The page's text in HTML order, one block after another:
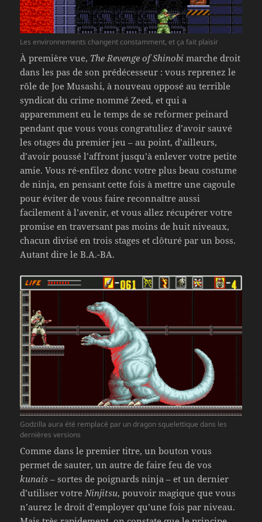
Les environnements changent constamment, et ça fait plaisir
À première vue, The Revenge of Shinobi marche droit
dans les pas de son prédécesseur : vous reprenez le
rôle de Joe Musashi, à nouveau opposé au terrible
syndicat du crime nommé Zeed, et qui a
apparemment eu le temps de se reformer peinard
pendant que vous vous congratuliez d’avoir sauvé
les otages du premier jeu – au point, d’ailleurs,
d’avoir poussé l’affront jusqu’à enlever votre petite
amie. Vous ré-enfilez donc votre plus beau costume
de ninja, en pensant cette fois à mettre une cagoule
pour éviter de vous faire reconnaître aussi
facilement à l’avenir, et vous allez récupérer votre
promise en traversant pas moins de huit niveaux,
chacun divisé en trois stages et clôturé par un boss.
Autant dire le B.A.-BA.
Godzilla aura été remplacé par un dragon squelettique dans les
dernières versions
Comme dans le premier titre, un bouton vous
permet de sauter, un autre de faire feu de vos
kunais – sortes de poignards ninja – et un dernier
d’utiliser votre Ninjitsu, pouvoir magique que vous
n’aurez le droit d’employer qu’une fois par niveau.